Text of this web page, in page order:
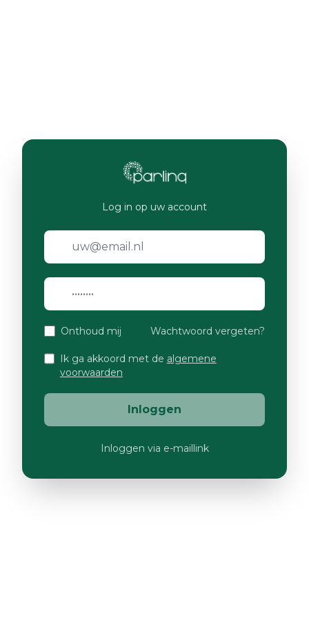
Log in op uw account
Onthoud mij Wachtwoord vergeten?
Ik ga akkoord met de algemene
voorwaarden
Inloggen
Inloggen via e-maillink